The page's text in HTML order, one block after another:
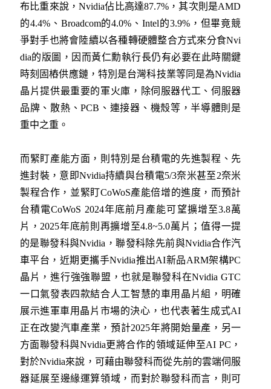
布比重來說，Nvidia佔比高達87.7%，其次則是AMD
的4.4%、Broadcom的4.0%、Intel的3.9%，但畢竟競
爭對手也將會陸續以各種轉硬體整合方式來分食Nvi
dia的版圖，因而黃仁勳執行長仍有必要在此時關鍵
時刻固樁供應鏈，特別是台灣科技業等同是為Nvidia
晶片提供最重要的軍火庫，除伺服器代工、伺服器
品牌、散熱、PCB、連接器、機殼等，半導體則是
重中之重。
而緊盯產能方面，則特別是台積電的先進製程、先
進封裝，意即Nvidia持續與台積電5/3奈米甚至2奈米
製程合作，並緊盯CoWoS產能倍增的進度，而預計
台積電CoWoS 2024年底前月產能可望擴增至3.8萬
片，2025年底前則再擴增至4.8~5.0萬片；值得一提
的是聯發科與Nvidia，聯發科除先前與Nvidia合作汽
車平台，近期更攜手Nvidia推出AI新品ARM架構PC
晶片，進行強強聯盟，也就是聯發科在Nvidia GTC
一口氣發表四款結合人工智慧的車用晶片組，明確
展示進軍車用晶片市場的決心，也代表著生成式AI
正在改變汽車產業，預計2025年將開始量產，另一
方面聯發科與Nvidia更將合作的領域延伸至AI PC，
對於Nvidia來說，可藉由聯發科而從先前的雲端伺服
器延展至邊緣運算領域，而對於聯發科而言，則可